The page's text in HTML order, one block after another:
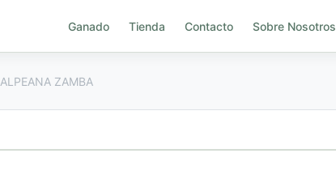
Ganado Tienda Contacto Sobre Nosotros
ALPEANA ZAMBA